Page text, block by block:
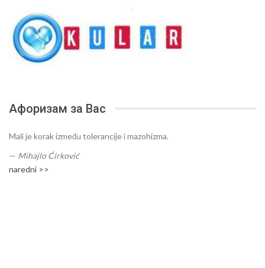
Афоризам за Вас
Mali je korak između tolerancije i mazohizma.
— Mihajlo Ćirković
naredni >>